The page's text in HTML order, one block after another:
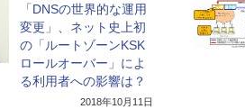
「DNSの世界的な運用
変更」、ネット史上初
の「ルートゾーンKSK
ロールオーバー」によ
る利用者への影響は？
2018年10月11日